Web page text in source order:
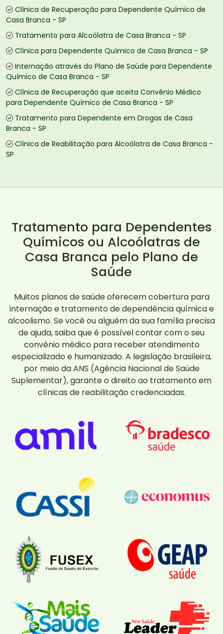
Clínica de Recuperação para Dependente Químico de
Casa Branca - SP
Tratamento para Alcoólatra de Casa Branca - SP
Clínica para Dependente Químico de Casa Branca - SP
Internação através do Plano de Saúde para Dependente
Químico de Casa Branca - SP
Clínica de Recuperação que aceita Convênio Médico
para Dependente Químico de Casa Branca - SP
Tratamento para Dependente em Drogas de Casa
Branca - SP
Clínica de Reabilitação para Alcoólatra de Casa Branca -
SP
Tratamento para Dependentes
Químicos ou Alcoólatras de
Casa Branca pelo Plano de
Saúde
Muitos planos de saúde oferecem cobertura para
internação e tratamento de dependência química e
alcoolismo. Se você ou alguém da sua família precisa
de ajuda, saiba que é possível contar com o seu
convênio médico para receber atendimento
especializado e humanizado. A legislação brasileira,
por meio da ANS (Agência Nacional de Saúde
Suplementar), garante o direito ao tratamento em
clínicas de reabilitação credenciadas.